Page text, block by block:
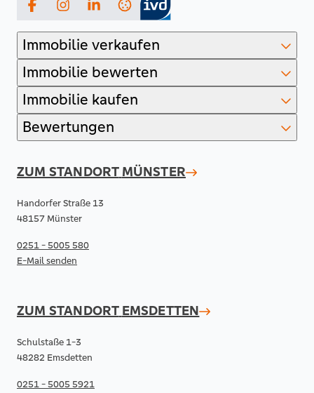
FacebookInstagramLinkedIn
Immobilie verkaufen
Immobilie bewerten
Immobilie kaufen
Bewertungen
ZUM STANDORT MÜNSTER
Handorfer Straße 13
48157 Münster
0251 - 5005 580
E-Mail senden
ZUM STANDORT EMSDETTEN
Schulstaße 1-3
48282 Emsdetten
0251 - 5005 5921